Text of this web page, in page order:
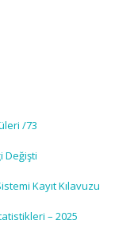
/73
Değişti
Kayıt Kılavuzu
– 2025